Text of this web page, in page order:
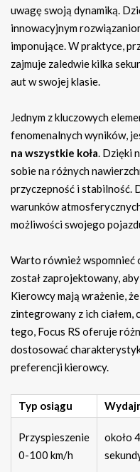
uwagę swoją dynamiką.
innowacyjnym
imponujące. W praktyce,
zajmuje zaledwie kilka
aut w swojej klasie.
Jednym z kluczowych
fenomenalnych wyników,
na wszystkie koła. Dzięki
sobie na różnych
przyczepność i stabilność.
warunków
możliwości swojego
Warto również wspomnieć
został zaprojektowany,
Kierowcy mają wrażenie,
zintegrowany z ich ciałem,
tego, Focus RS oferuje
dostosować
preferencji kierowcy.
Typ osiągu
Przyspieszenie
0-100 km/h
około